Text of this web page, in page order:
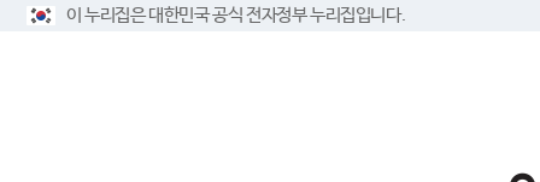
이 누리집은 대한민국 공식 전자정부 누리집입니다.